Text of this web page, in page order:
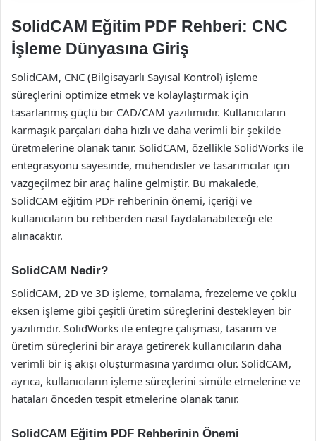
SolidCAM Eğitim PDF Rehberi: CNC
İşleme Dünyasına Giriş
SolidCAM, CNC (Bilgisayarlı Sayısal Kontrol) işleme
süreçlerini optimize etmek ve kolaylaştırmak için
tasarlanmış güçlü bir CAD/CAM yazılımıdır. Kullanıcıların
karmaşık parçaları daha hızlı ve daha verimli bir şekilde
üretmelerine olanak tanır. SolidCAM, özellikle SolidWorks ile
entegrasyonu sayesinde, mühendisler ve tasarımcılar için
vazgeçilmez bir araç haline gelmiştir. Bu makalede,
SolidCAM eğitim PDF rehberinin önemi, içeriği ve
kullanıcıların bu rehberden nasıl faydalanabileceği ele
alınacaktır.
SolidCAM Nedir?
SolidCAM, 2D ve 3D işleme, tornalama, frezeleme ve çoklu
eksen işleme gibi çeşitli üretim süreçlerini destekleyen bir
yazılımdır. SolidWorks ile entegre çalışması, tasarım ve
üretim süreçlerini bir araya getirerek kullanıcıların daha
verimli bir iş akışı oluşturmasına yardımcı olur. SolidCAM,
ayrıca, kullanıcıların işleme süreçlerini simüle etmelerine ve
hataları önceden tespit etmelerine olanak tanır.
SolidCAM Eğitim PDF Rehberinin Önemi